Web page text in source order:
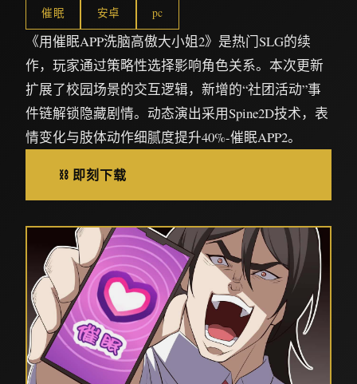
催眠 安卓 pc
《用催眠APP洗脑高傲大小姐2》是热门SLG的续
作，玩家通过策略性选择影响角色关系。本次更新
扩展了校园场景的交互逻辑，新增的“社团活动”事
件链解锁隐藏剧情。动态演出采用Spine2D技术，表
情变化与肢体动作细腻度提升40%-催眠APP2。
⛓️ 即刻下载